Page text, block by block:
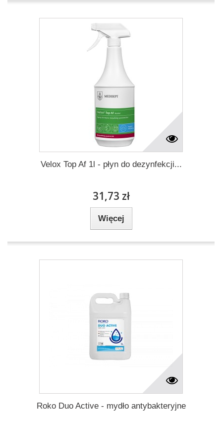
Velox Top Af 1l - płyn do dezynfekcji...
31,73 zł
Więcej
Roko Duo Active - mydło antybakteryjne